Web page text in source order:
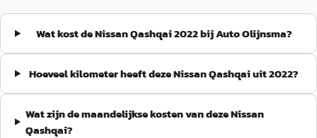
Wat kost de Nissan Qashqai 2022 bij Auto Olijnsma?
Hoeveel kilometer heeft deze Nissan Qashqai uit 2022?
Wat zijn de maandelijkse kosten van deze Nissan
Qashqai?